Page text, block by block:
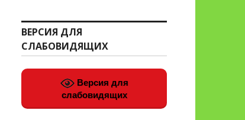
ВЕРСИЯ ДЛЯ
СЛАБОВИДЯЩИХ
Версия для
слабовидящих